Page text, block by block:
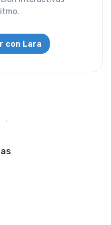
con Lara